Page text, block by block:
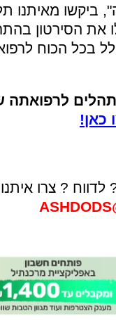
ביקשו מאיתנו
את הסירטון
בכל הכוח
לרפואתה
כאן!
לדווח ? צרו